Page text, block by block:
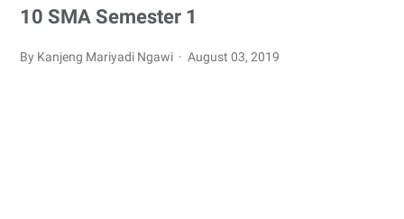
10 SMA Semester 1
By Kanjeng Mariyadi Ngawi August 03, 2019